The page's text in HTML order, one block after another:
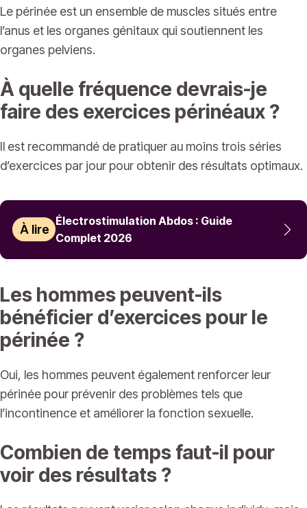
Le périnée est un ensemble de muscles situés entre
l’anus et les organes génitaux qui soutiennent les
organes pelviens.
À quelle fréquence devrais-je
faire des exercices périnéaux ?
Il est recommandé de pratiquer au moins trois séries
d’exercices par jour pour obtenir des résultats optimaux.
À lire
Électrostimulation Abdos : Guide
Complet 2026
Les hommes peuvent-ils
bénéficier d’exercices pour le
périnée ?
Oui, les hommes peuvent également renforcer leur
périnée pour prévenir des problèmes tels que
l’incontinence et améliorer la fonction sexuelle.
Combien de temps faut-il pour
voir des résultats ?